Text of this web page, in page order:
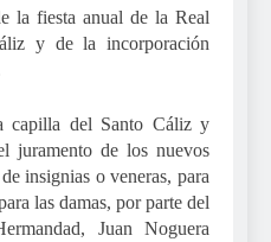
la fiesta anual de la Real
y de la incorporación
capilla del Santo Cáliz y
juramento de los nuevos
insignias o veneras, para
las damas, por parte del
Juan Noguera